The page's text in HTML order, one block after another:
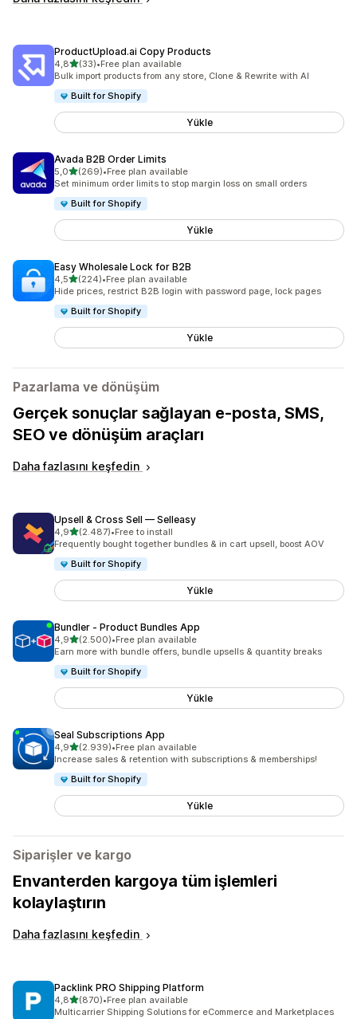
ProductUpload.ai Copy Products
4,85 yıldız üzerinden
(33)
toplam 33 değerlendirme
•Free plan available
Bulk import products from any store, Clone & Rewrite with AI
Built for Shopify
Yükle
Avada B2B Order Limits
5,05 yıldız üzerinden
(269)
toplam 269 değerlendirme
•Free plan available
Set minimum order limits to stop margin loss on small orders
Built for Shopify
Yükle
Easy Wholesale Lock for B2B
4,55 yıldız üzerinden
(224)
toplam 224 değerlendirme
•Free plan available
Hide prices, restrict B2B login with password page, lock pages
Built for Shopify
Yükle
Pazarlama ve dönüşüm
Gerçek sonuçlar sağlayan e-posta, SMS,
SEO ve dönüşüm araçları
Daha fazlasını keşfedin
Upsell & Cross Sell — Selleasy
4,95 yıldız üzerinden
(2.487)
toplam 2487 değerlendirme
•Free to install
Frequently bought together bundles & in cart upsell, boost AOV
Built for Shopify
Yükle
Bundler ‑ Product Bundles App
4,95 yıldız üzerinden
(2.500)
toplam 2500 değerlendirme
•Free plan available
Earn more with bundle offers, bundle upsells & quantity breaks
Built for Shopify
Yükle
Seal Subscriptions App
4,95 yıldız üzerinden
(2.939)
toplam 2939 değerlendirme
•Free plan available
Increase sales & retention with subscriptions & memberships!
Built for Shopify
Yükle
Siparişler ve kargo
Envanterden kargoya tüm işlemleri
kolaylaştırın
Daha fazlasını keşfedin
Packlink PRO Shipping Platform
4,85 yıldız üzerinden
(870)
toplam 870 değerlendirme
•Free plan available
Multicarrier Shipping Solutions for eCommerce and Marketplaces